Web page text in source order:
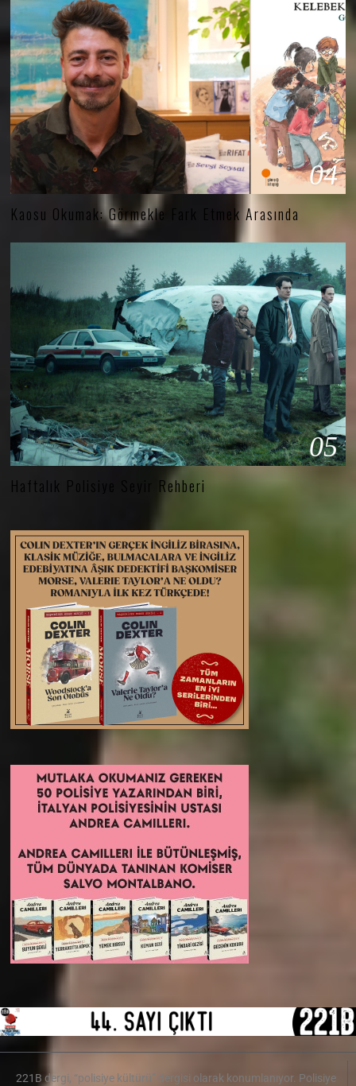
04
Kaosu Okumak: Görmekle Fark Etmek Arasında
05
Haftalık Polisiye Seyir Rehberi
221B dergi, “polisiye kültürü” dergisi olarak konumlanıyor. Polisiye